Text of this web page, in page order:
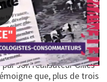
internationales
au contraire, un
et durable, l’Alliance
à l’origine des AMAP.
son réalisateur Gilles
que, plus de trois